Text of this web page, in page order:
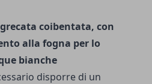
coibentata, con
alla fogna per lo
bianche
disporre di un